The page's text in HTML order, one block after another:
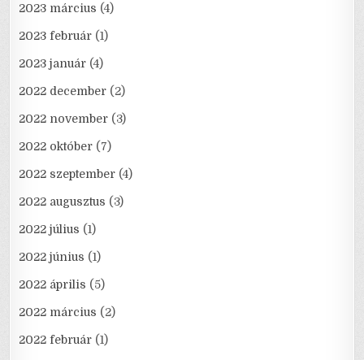
2023 március (4)
2023 február (1)
2023 január (4)
2022 december (2)
2022 november (3)
2022 október (7)
2022 szeptember (4)
2022 augusztus (3)
2022 július (1)
2022 június (1)
2022 április (5)
2022 március (2)
2022 február (1)